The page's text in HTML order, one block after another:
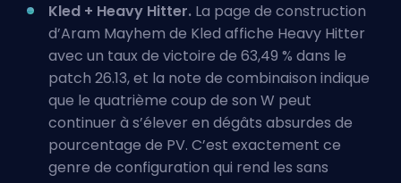
Kled + Heavy Hitter. La page de construction
d’Aram Mayhem de Kled affiche Heavy Hitter
avec un taux de victoire de 63,49 % dans le
patch 26.13, et la note de combinaison indique
que le quatrième coup de son W peut
continuer à s’élever en dégâts absurdes de
pourcentage de PV. C’est exactement ce
genre de configuration qui rend les sans